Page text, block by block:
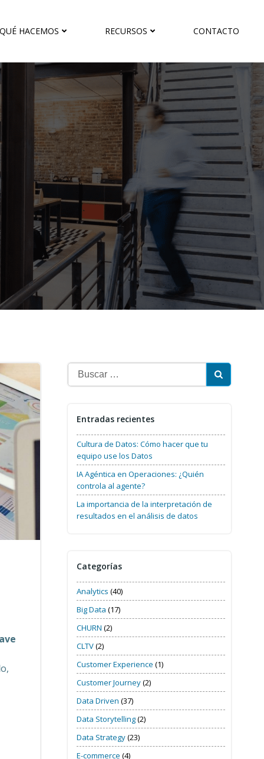
QUÉ HACEMOS RECURSOS CONTACTO
Buscar:
Entradas recientes
Cultura de Datos: Cómo hacer que tu
equipo use los Datos
IA Agéntica en Operaciones: ¿Quién
controla al agente?
La importancia de la interpretación de
resultados en el análisis de datos
Categorías
Analytics (40)
Big Data (17)
CHURN (2)
CLTV(2)
Customer Experience (1)
Customer Journey(2)
Data Driven (37)
Data Storytelling(2)
Data Strategy(23)
E-commerce (4)